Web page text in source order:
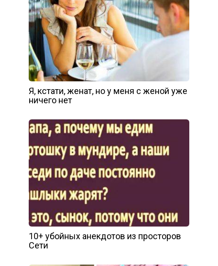
Я, кстати, женат, но у меня с женой уже
ничего нет
10+ убойных анекдотов из просторов
Сети